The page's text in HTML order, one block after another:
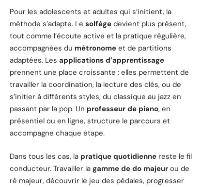
Pour les adolescents et adultes qui s’initient, la
méthode s’adapte. Le solfège devient plus présent,
tout comme l’écoute active et la pratique régulière,
accompagnées du métronome et de partitions
adaptées. Les applications d’apprentissage
prennent une place croissante : elles permettent de
travailler la coordination, la lecture des clés, ou de
s’initier à différents styles, du classique au jazz en
passant par la pop. Un professeur de piano, en
présentiel ou en ligne, structure le parcours et
accompagne chaque étape.
Dans tous les cas, la pratique quotidienne reste le fil
conducteur. Travailler la gamme de do majeur ou de
ré majeur, découvrir le jeu des pédales, progresser